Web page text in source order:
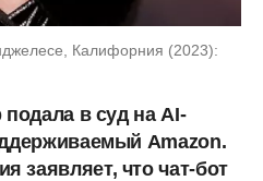
Калифорния (2023):
в суд на AI-
Amazon.
заявляет, что чат-бот